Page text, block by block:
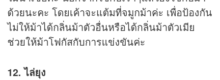
ด้วยนะคะ โดยเค้าจะแต้มที่จมูกม้าค่ะ เพื่อป้องกัน
ไม่ให้ม้าได้กลิ่นม้าตัวอื่นหรือได้กลิ่นม้าตัวเมีย
ช่วยให้ม้าโฟกัสกับการแข่งขันค่ะ
12. ไล่ยุง